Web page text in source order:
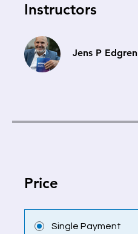
Instructors
Jens P Edgren
Price
Single Payment